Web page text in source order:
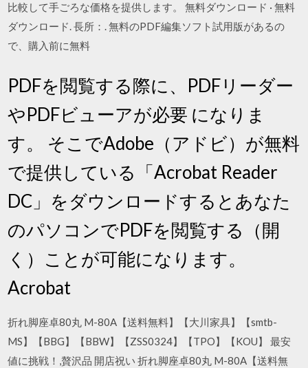
比較して手ごろな価格を提供します。 無料ダウンロード · 無料
ダウンロード. 長所：. 無料のPDF編集ソフト試用版があるの
で、購入前に無料
PDFを閲覧する際に、PDFリーダー
やPDFビューアが必要 になりま
す。 そこでAdobe（アドビ）が無料
で提供している「Acrobat Reader
DC」をダウンロードするとあなた
のパソコンでPDFを閲覧する（開
く）ことが可能になります。
Acrobat
折れ脚座卓80丸 M-80A【送料無料】【大川家具】【smtb-
MS】【BBG】【BBW】【ZSS0324】【TPO】【KOU】 最安
値に挑戦！,贅沢品 開店祝い 折れ脚座卓80丸 M-80A【送料無